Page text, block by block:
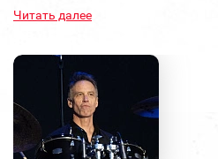
Читать далее